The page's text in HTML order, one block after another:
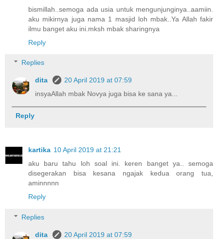
bismillah..semoga ada usia untuk mengunjunginya..aamiin.
aku mikirnya juga nama 1 masjid loh mbak..Ya Allah fakir
ilmu banget aku ini.mksh mbak sharingnya
Reply
Replies
dita
20 April 2019 at 07:59
insyaAllah mbak Novya juga bisa ke sana ya...
Reply
kartika 10 April 2019 at 21:21
aku baru tahu loh soal ini. keren banget ya.. semoga
disegerakan bisa kesana ngajak kedua orang tua,
aminnnnn
Reply
Replies
dita
20 April 2019 at 07:59